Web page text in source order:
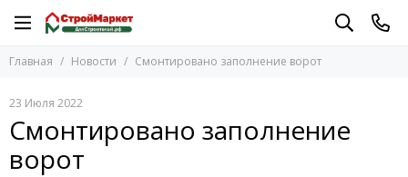
Главная Новости Смонтировано заполнение ворот
23 Июля 2022
Смонтировано заполнение
ворот